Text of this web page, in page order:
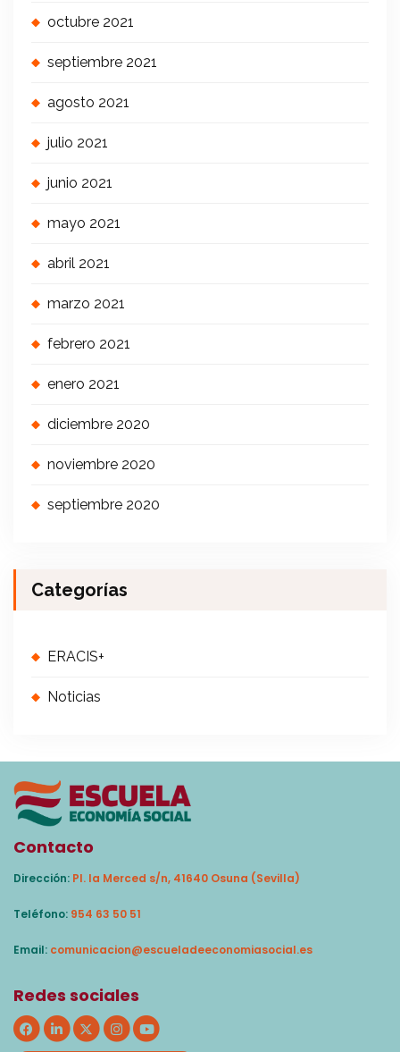
octubre 2021
septiembre 2021
agosto 2021
julio 2021
junio 2021
mayo 2021
abril 2021
marzo 2021
febrero 2021
enero 2021
diciembre 2020
noviembre 2020
septiembre 2020
Categorías
ERACIS+
Noticias
Contacto
Dirección: Pl. la Merced s/n, 41640 Osuna (Sevilla)
Teléfono: 954 63 50 51
Email: comunicacion@escueladeeconomiasocial.es
Redes sociales